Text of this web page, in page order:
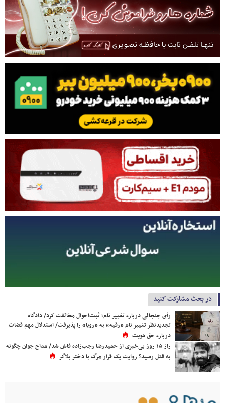
در بحث مشارکت کنید
رأی جنجالی درباره تغییر نام؛ ثبت‌احوال مخالفت کرد/ دادگاه
تجدیدنظر تغییر نام «رقیه» به «رویا» را پذیرفت/ استدلال مهم قضات
درباره حق هویت
راز ۱۵ روز بی‌خبری از حمیدرضا رجب‌زاده فاش شد/ مداح جوان چگونه
به قتل رسید؟ روایت یک قرار مرگ با دختر بلاگر